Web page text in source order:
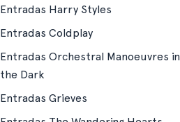
Entradas Harry Styles
Entradas Coldplay
Entradas Orchestral Manoeuvres in
the Dark
Entradas Grieves